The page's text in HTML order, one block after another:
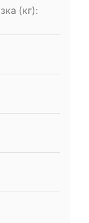
(кг):